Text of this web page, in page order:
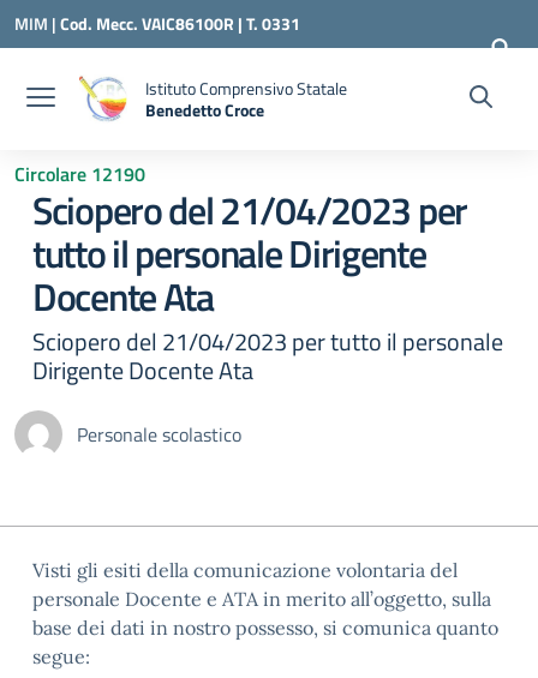
Vai ai contenuti
Vai al menu di navigazione
Vai al footer
MIM |Cod. Mecc. VAIC86100R | T. 0331
240260 | VAIC86100R@ISTRUZIONE.IT
Istituto Comprensivo Statale
Benedetto Croce
Circolare 12190
Sciopero del 21/04/2023 per
tutto il personale Dirigente
Docente Ata
Sciopero del 21/04/2023 per tutto il personale
Dirigente Docente Ata
Personale scolastico
Visti gli esiti della comunicazione volontaria del
personale Docente e ATA in merito all’oggetto, sulla
base dei dati in nostro possesso, si comunica quanto
segue: